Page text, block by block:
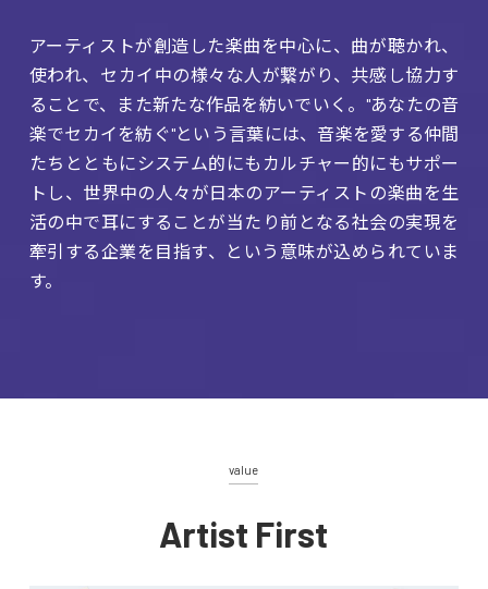
アーティストが創造した楽曲を中心に、曲が聴かれ、
使われ、セカイ中の様々な人が繋がり、共感し協力す
ることで、また新たな作品を紡いでいく。"あなたの音
楽でセカイを紡ぐ"という言葉には、音楽を愛する仲間
たちとともにシステム的にもカルチャー的にもサポー
トし、世界中の人々が日本のアーティストの楽曲を生
活の中で耳にすることが当たり前となる社会の実現を
牽引する企業を目指す、という意味が込められていま
す。
value
Artist First